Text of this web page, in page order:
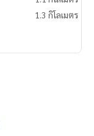
1.3 กิโลเมตร